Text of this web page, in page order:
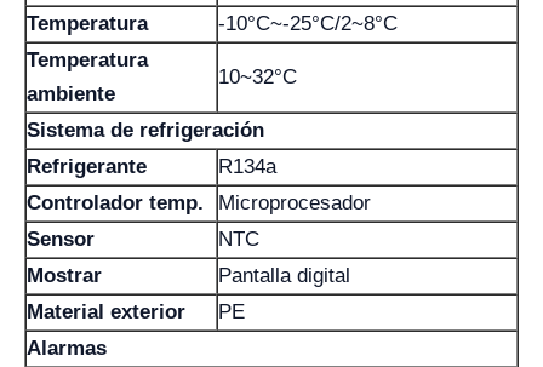
Temperatura
-10°C~-25°C/2~8°C
Temperatura
ambiente
10~32°C
Sistema de refrigeración
Refrigerante
R134a
Controlador temp.
Microprocesador
Sensor
NTC
Mostrar
Pantalla digital
Material exterior
PE
Alarmas